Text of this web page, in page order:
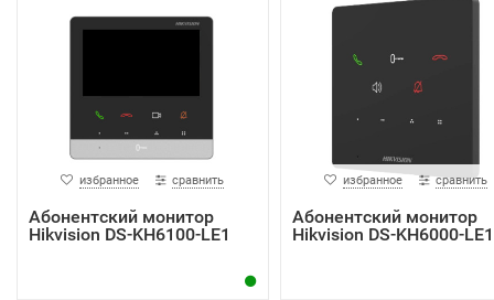
избранное сравнить
Абонентский монитор
Hikvision DS-KH6100-LE1
избранное сравнить
Абонентский монитор
Hikvision DS-KH6000-LE1